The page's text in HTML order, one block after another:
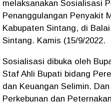
melaksanakan Sosialisasi
Penanggulangan Penyakit
Kabupaten Sintang, di
Sintang. Kamis (15/9/2022.
Sosialisasi dibuka oleh
Staf Ahli Bupati bidang
dan Keuangan Selimin.
Perkebunan dan